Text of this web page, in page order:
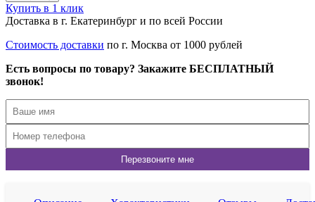
Купить в 1 клик
Доставка в г. Екатеринбург и по всей России
Стоимость доставки по г. Москва от 1000 рублей
Есть вопросы по товару? Закажите БЕСПЛАТНЫЙ
звонок!